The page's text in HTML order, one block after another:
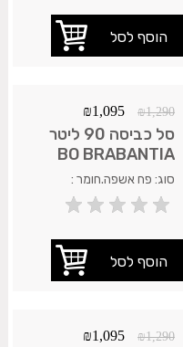
₪1,290
₪1,095
סל כביסה 90 ליטר
BO BRABANTIA
שחור
סוג: פח אשפה.חומר :
נירוסטה אל חלד. משלוח
35 ש"ח.עד 7 ימי עסקים.
₪1,290
₪1,095